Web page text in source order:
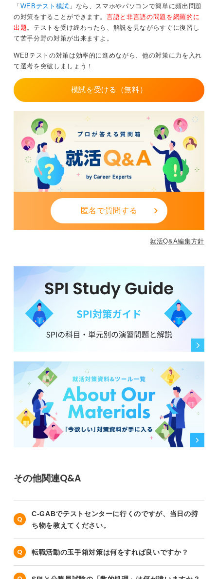
玉手箱の場合は、さらに出題範囲も広くなります。玉手
箱の方が導入企業も多いため、試験前にはかなりの時間
をかけて準備をしなければなりません。問題集を繰り返
0
「 WEBテスト模試 」なら、スマホやパソコンで簡単に頻出問題
の対策をすることができます。言語と非言語の問題を網羅的に
出題。テストを受け終わったら、解説を見ながらすぐに復習し
て苦手分野の対策が出来ますよ。
WEBテストの対策は効率的に進めながら、他の対策に力を入れ
て選考を突破しましょう！
模試を受ける（無料）
匿名で質問する
就活Q&A編集方針
その他関連Q&A
C-GABでテストセンターに行くのですが、当日の持
ち物を教えてください。
転職活動の玉手箱対策は何をすれば良いですか？